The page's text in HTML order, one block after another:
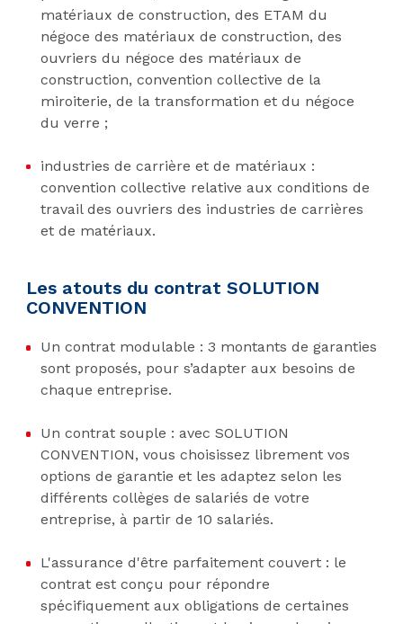
matériaux de construction, des ETAM du
négoce des matériaux de construction, des
ouvriers du négoce des matériaux de
construction, convention collective de la
miroiterie, de la transformation et du négoce
du verre ;
industries de carrière et de matériaux :
convention collective relative aux conditions de
travail des ouvriers des industries de carrières
et de matériaux.
Les atouts du contrat SOLUTION
CONVENTION
Un contrat modulable : 3 montants de garanties
sont proposés, pour s’adapter aux besoins de
chaque entreprise.
Un contrat souple : avec SOLUTION
CONVENTION, vous choisissez librement vos
options de garantie et les adaptez selon les
différents collèges de salariés de votre
entreprise, à partir de 10 salariés.
L'assurance d'être parfaitement couvert : le
contrat est conçu pour répondre
spécifiquement aux obligations de certaines